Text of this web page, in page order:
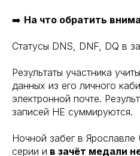
➡️ На что обратить
Статусы DNS, DNF, DQ в
Результаты участника
данных из его личного
электронной почте.
записей НЕ суммируются.
Ночной забег в
серии и в зачёт медали